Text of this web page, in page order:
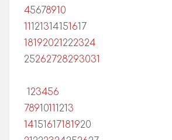
45678910
11121314151617
18192021 222324
25262728293031
1 23456
78910111213
14151617181920